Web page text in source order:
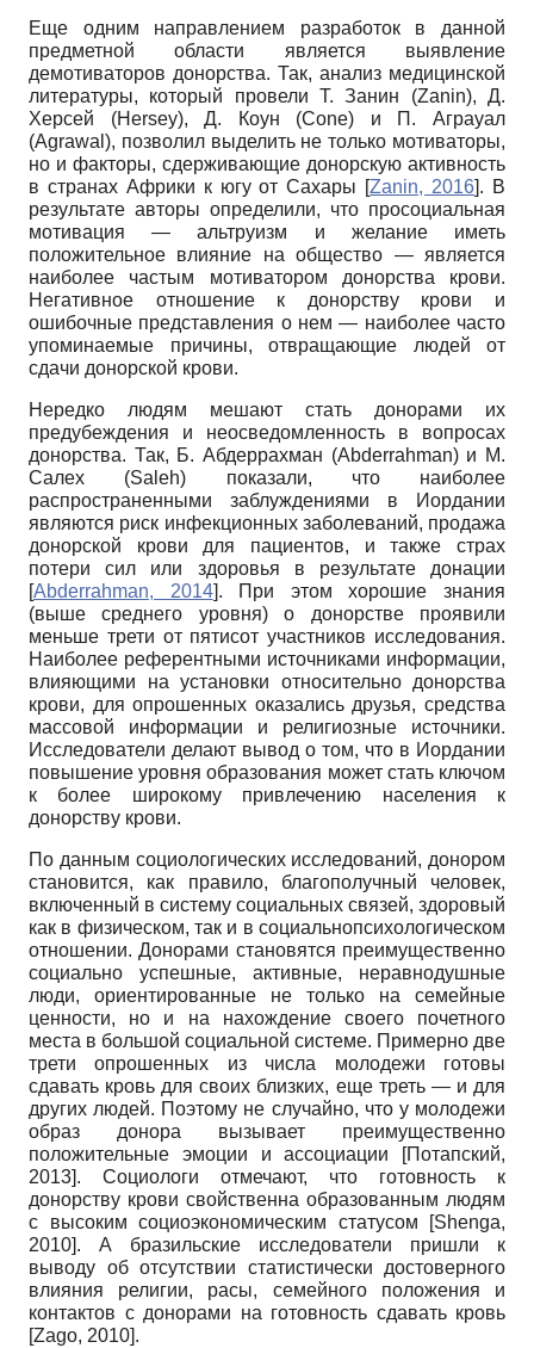
Еще одним направлением разработок в данной
предметной области является выявление
демотиваторов донорства. Так, анализ медицинской
литературы, который провели Т. Занин (Zanin),Д.
Херсей (Hersey),Д. Коун (Cone) и П. Аграуал
(Agrawal), позволил выделить не только мотиваторы,
но и факторы, сдерживающие донорскую активность
в странах Африки к югу от Сахары [Zanin, 2016]. В
результате авторы определили, что просоциальная
мотивация — альтруизм и желание иметь
положительное влияние на общество — является
наиболее частым мотиватором донорства крови.
Негативное отношение к донорству крови и
ошибочные представления о нем — наиболее часто
упоминаемые причины, отвращающие людей от
сдачи донорской крови.
Нередко людям мешают стать донорами их
предубеждения и неосведомленность в вопросах
донорства. Так, Б. Абдеррахман (Abderrahman) и М.
Салех (Saleh) показали, что наиболее
распространенными заблуждениями в Иордании
являются риск инфекционных заболеваний, продажа
донорской крови для пациентов, и также страх
потери сил или здоровья в результате донации
[Abderrahman, 2014]. При этом хорошие знания
(выше среднего уровня) о донорстве проявили
меньше трети от пятисот участников исследования.
Наиболее референтными источниками информации,
влияющими на установки относительно донорства
крови, для опрошенных оказались друзья, средства
массовой информации и религиозные источники.
Исследователи делают вывод о том, что в Иордании
повышение уровня образования может стать ключом
к более широкому привлечению населения к
донорству крови.
По данным социологических исследований, донором
становится, как правило, благополучный человек,
включенный в систему социальных связей, здоровый
как в физическом, так и в социально­психологическом
отношении. Донорами становятся преимущественно
социально успешные, активные, неравнодушные
люди, ориентированные не только на семейные
ценности, но и на нахождение своего почетного
места в большой социальной системе. Примерно две
трети опрошенных из числа молодежи готовы
сдавать кровь для своих близких, еще треть — и для
других людей. Поэтому не случайно, что у молодежи
образ донора вызывает преимущественно
положительные эмоции и ассоциации
[Потапский,
2013]. Социологи отмечают, что готовность к
донорству крови свойственна образованным людям
с высоким социоэкономическим статусом
[Shenga,
2010]. А бразильские исследователи пришли к
выводу об отсутствии статистически достоверного
влияния религии, расы, семейного положения и
контактов с донорами на готовность сдавать кровь
[Zago, 2010].